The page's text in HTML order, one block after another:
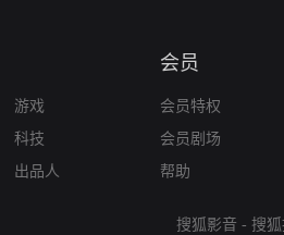
游戏
科技
出品人
会员
会员特权
会员剧场
帮助
搜狐影音 - 搜